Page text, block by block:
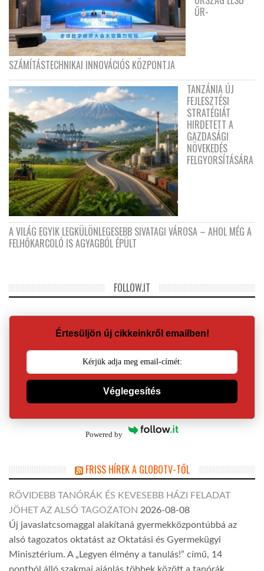
ŰR-
SZÁMÍTÁSTECHNIKAI INNOVÁCIÓS KÖZPONTJA
TANZÁNIA ÚJ
FEJLESZTÉSI
STRATÉGIÁT
HIRDETETT A
GAZDASÁGI
NÖVEKEDÉS
FELGYORSÍTÁSÁRA
A VILÁG EGYIK LEGKÜLÖNLEGESEBB SIVATAGI VÁROSA – AHOL MÉG A
FELHŐKARCOLÓ IS AGYAGBÓL ÉPÜLT
FOLLOW.IT
Értesüljön új cikkeinkről emailben!
Véglegesítés
Powered by
FRISS HÍREK A GLOBOTV-TŐL
RÖVIDEBB TANÓRÁK ÉS KEVESEBB HÁZI FELADAT
JÖHET AZ ALSÓ TAGOZATON 2026-08-08
Új javaslatcsomaggal alakítaná gyermekközpontúbbá az
alsó tagozatos oktatást az Oktatási és Gyermekügyi
Minisztérium. A „Legyen élmény a tanulás!” című, 14